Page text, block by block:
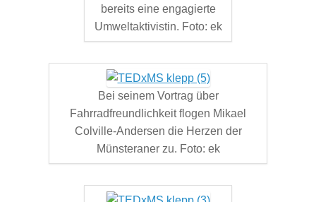
bereits eine engagierte
Umweltaktivistin. Foto: ek
Bei seinem Vortrag über
Fahrradfreundlichkeit flogen Mikael
Colville-Andersen die Herzen der
Münsteraner zu. Foto: ek